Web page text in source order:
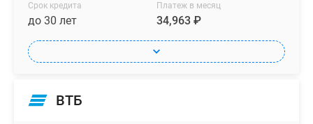
Срок кредита
до 30 лет
Платеж в месяц
34,963 ₽
ВТБ